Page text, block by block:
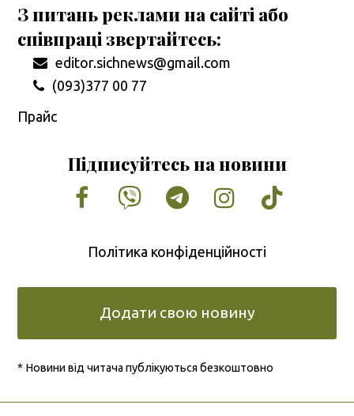
З питань реклами на сайті або
співпраці звертайтесь:
editor.sichnews@gmail.com
(093)377 00 77
Прайс
Підписуйтесь на новини
Facebook
VimeoTumblrInstagram
Tiktok
Політика конфіденційності
Додати свою новину
* Новини від читача публікуються безкоштовно